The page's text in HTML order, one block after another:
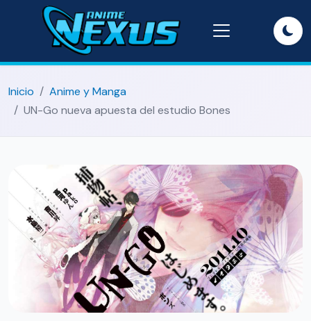
Inicio
Anime y Manga
UN-Go nueva apuesta del estudio Bones